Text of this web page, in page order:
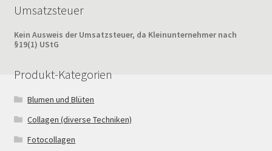
Grünen
quantity
Umsatzsteuer
Kein Ausweis der Umsatzsteuer, da Kleinunternehmer nach
§19(1) UStG
Produkt-Kategorien
Blumen und Blüten
Collagen (diverse Techniken)
Fotocollagen